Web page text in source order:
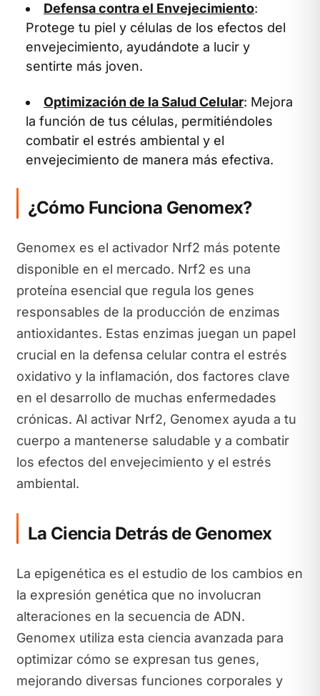
Defensa contra el Envejecimiento:
Protege tu piel y células de los efectos del
envejecimiento, ayudándote a lucir y
sentirte más joven.
Optimización de la Salud Celular: Mejora
la función de tus células, permitiéndoles
combatir el estrés ambiental y el
envejecimiento de manera más efectiva.
¿Cómo Funciona Genomex?
Genomex es el activador Nrf2 más potente
disponible en el mercado. Nrf2 es una
proteína esencial que regula los genes
responsables de la producción de enzimas
antioxidantes. Estas enzimas juegan un papel
crucial en la defensa celular contra el estrés
oxidativo y la inflamación, dos factores clave
en el desarrollo de muchas enfermedades
crónicas. Al activar Nrf2, Genomex ayuda a tu
cuerpo a mantenerse saludable y a combatir
los efectos del envejecimiento y el estrés
ambiental.
La Ciencia Detrás de Genomex
La epigenética es el estudio de los cambios en
la expresión genética que no involucran
alteraciones en la secuencia de ADN.
Genomex utiliza esta ciencia avanzada para
optimizar cómo se expresan tus genes,
mejorando diversas funciones corporales y